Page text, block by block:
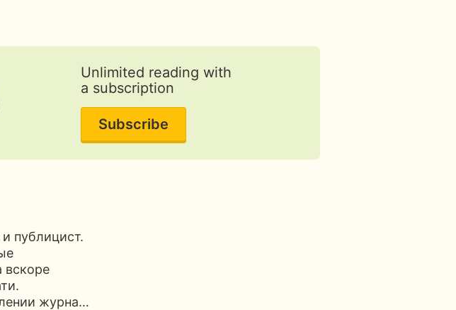
Unlimited reading with
a subscription
Subscribe
публицист.
вскоре
журна…